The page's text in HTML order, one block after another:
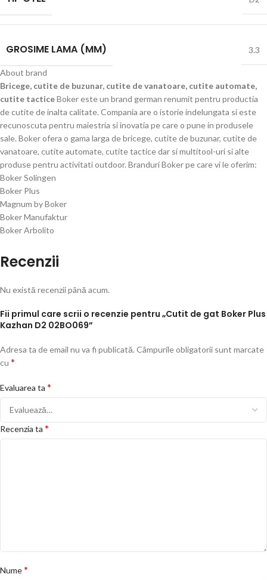
GROSIME LAMA (MM) 3.3
About brand
Bricege, cutite de buzunar, cutite de vanatoare, cutite automate,
cutite tacticeBoker este un brand german renumit pentru productia
de cutite de inalta calitate. Compania are o istorie indelungata si este
recunoscuta pentru maiestria si inovatia pe care o pune in produsele
sale. Boker ofera o gama larga de bricege, cutite de buzunar, cutite de
vanatoare, cutite automate, cutite tactice dar si multitool-uri si alte
produse pentru activitati outdoor. Branduri Boker pe care vi le oferim:
Boker Solingen
Boker Plus
Magnum by Boker
Boker Manufaktur
Boker Arbolito
Recenzii
Nu există recenzii până acum.
Fii primul care scrii o recenzie pentru „Cutit de gat Boker Plus
Kazhan D2 02BO069”
Adresa ta de email nu va fi publicată. Câmpurile obligatorii sunt marcate
cu *
Evaluarea ta *
Recenzia ta *
Nume*